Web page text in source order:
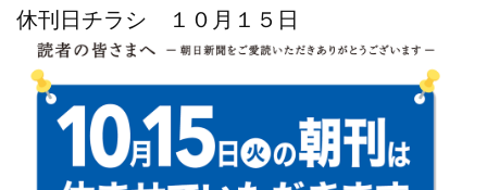
休刊日チラシ １０月１５日